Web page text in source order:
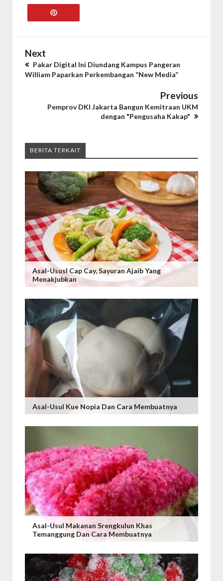
Next
Pakar Digital Ini Diundang Kampus Pangeran
William Paparkan Perkembangan “New Media”
Previous
Pemprov DKI Jakarta Bangun Kemitraan UKM
dengan "Pengusaha Kakap"
BERITA TERKAIT
Asal-Ususl Cap Cay, Sayuran Ajaib Yang
Menakjubkan
Asal-Usul Kue Nopia Dan Cara Membuatnya
Asal-Usul Makanan Srengkulun Khas
Temanggung Dan Cara Membuatnya